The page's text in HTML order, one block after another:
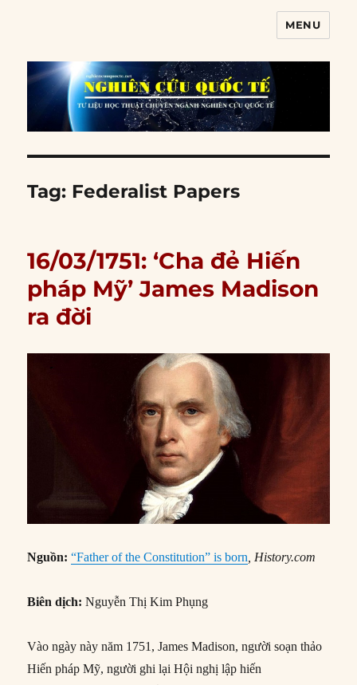
MENU
Tag: Federalist Papers
16/03/1751: ‘Cha đẻ Hiến
pháp Mỹ’ James Madison
ra đời
Nguồn: “Father of the Constitution” is born, History.com
Biên dịch: Nguyễn Thị Kim Phụng
Vào ngày này năm 1751, James Madison, người soạn thảo
Hiến pháp Mỹ, người ghi lại Hội nghị lập hiến